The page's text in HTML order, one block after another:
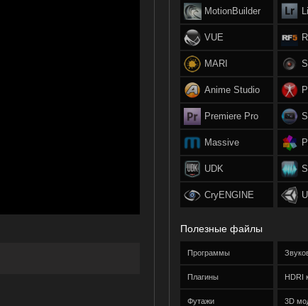
MotionBuilder
VUE
MARI
Anime Studio
Premiere Pro
Massive
UDK
CryENGINE
Полезные файлы
Программы
Плагины
Футажи
HDRI
3D